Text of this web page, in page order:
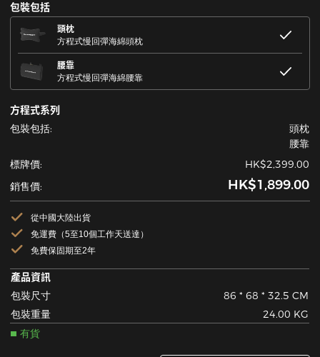
包裝包括
頭枕
方程式慢回彈海綿頭枕
腰靠
方程式慢回彈海綿腰靠
方程式系列
包裝包括:
頭枕
腰靠
標牌價:
HK$2,399.00
銷售價:
HK$1,899.00
從中國大陸出貨
免運費（5至10個工作天送達）
免費保固期至2年
產品資訊
包裝尺寸
86 * 68 * 32.5 CM
包裝重量
24.00 KG
有貨